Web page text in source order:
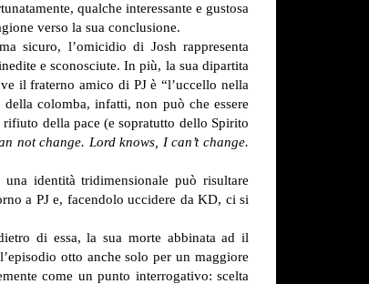
qualche interessante e gustosa
verso la sua conclusione.
sicuro, l’omicidio di Josh rappresenta
e sconosciute. In più, la sua dipartita
il fraterno amico di PJ è “l’uccello nella
colomba, infatti, non può che essere
della pace (e sopratutto dello Spirito
not change. Lord knows, I can’t change.
identità tridimensionale può risultare
a PJ e, facendolo uccidere da KD, ci si
di essa, la sua morte abbinata ad il
otto anche solo per un maggiore
come un punto interrogativo: scelta